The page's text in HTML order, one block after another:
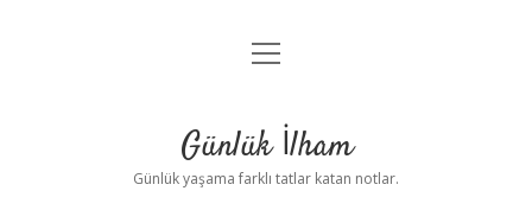
Anasayfa
Yasal Uyarı
menüyü
Günlük İlham
Günlük yaşama farklı tatlar katan notlar.